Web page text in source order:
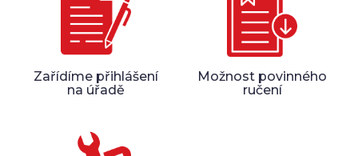
Zařídíme přihlášení
na úřadě
Možnost povinného
ručení